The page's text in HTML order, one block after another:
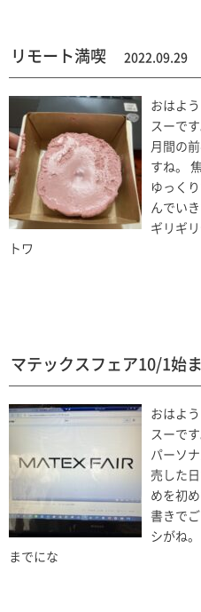
リモート満喫 2022.09.29
おはよ
スーで
月間の
すね。
ゆっく
んでい
ギリギ
トワ
マテックスフェア10/1始
おはよ
スーで
パーソ
売した
めを初
書きで
シがね
までにな